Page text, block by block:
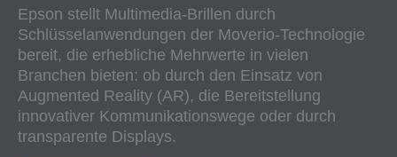
Epson stellt Multimedia-Brillen durch
Schlüsselanwendungen der Moverio-Technologie
bereit, die erhebliche Mehrwerte in vielen
Branchen bieten: ob durch den Einsatz von
Augmented Reality (AR), die Bereitstellung
innovativer Kommunikationswege oder durch
transparente Displays.